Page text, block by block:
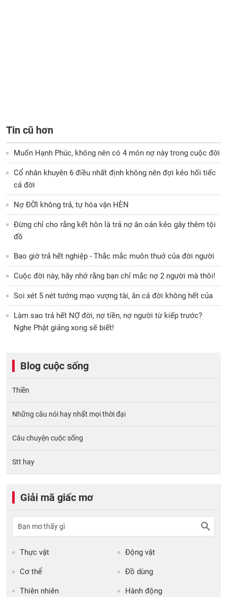
Tin cũ hơn
Muốn Hạnh Phúc, không nên có 4 món nợ này trong cuộc đời
Cổ nhân khuyên 6 điều nhất định không nên đợi kẻo hối tiếc
cả đời
Nợ ĐỜI không trả, tự hóa vận HÈN
Đừng chỉ cho rằng kết hôn là trả nợ ân oán kẻo gây thêm tội
đồ
Bao giờ trả hết nghiệp - Thắc mắc muôn thuở của đời người
Cuộc đời này, hãy nhớ rằng bạn chỉ mắc nợ 2 người mà thôi!
Soi xét 5 nét tướng mạo vượng tài, ăn cả đời không hết của
Làm sao trả hết NỢ đời, nợ tiền, nợ người từ kiếp trước?
Nghe Phật giảng xong sẽ biết!
Blog cuộc sống
Thiền
Những câu nói hay nhất mọi thời đại
Câu chuyện cuộc sống
Stt hay
Giải mã giấc mơ
Thực vật Động vật
Cơ thể Đồ dùng
Thiên nhiên Hành động